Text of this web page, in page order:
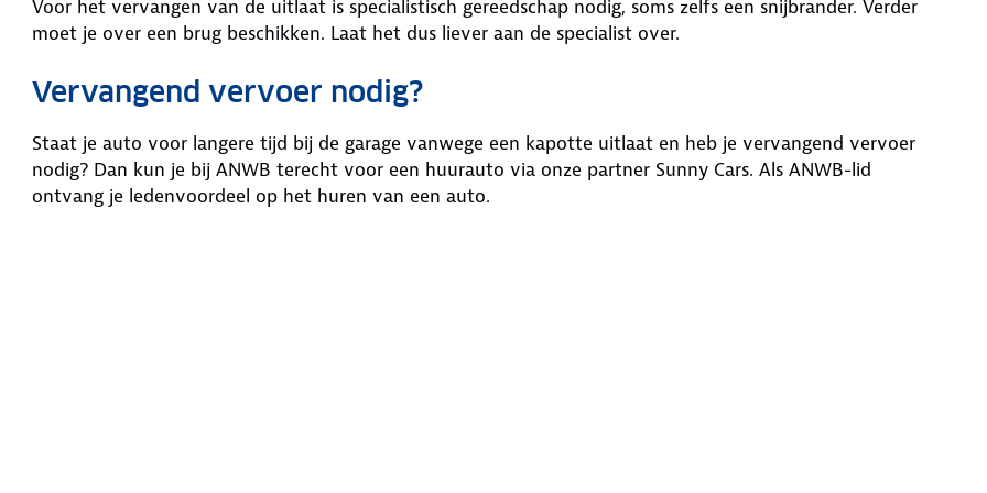
Voor het vervangen van de uitlaat is specialistisch gereedschap nodig, soms zelfs een snijbrander. Verder
moet je over een brug beschikken. Laat het dus liever aan de specialist over.
Vervangend vervoer nodig?
Staat je auto voor langere tijd bij de garage vanwege een kapotte uitlaat en heb je vervangend vervoer
nodig? Dan kun je bij ANWB terecht voor een huurauto via onze partner Sunny Cars. Als ANWB-lid
ontvang je ledenvoordeel op het huren van een auto.